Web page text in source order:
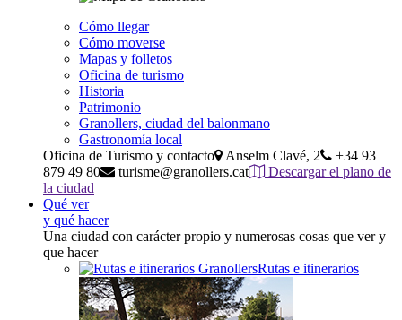
Cómo llegar
Cómo moverse
Mapas y folletos
Oficina de turismo
Historia
Patrimonio
Granollers, ciudad del balonmano
Gastronomía local
Oficina de Turismo y contacto
Anselm Clavé, 2
+34 93
879 49 80
turisme@granollers.cat
Descargar el plano de
la ciudad
Qué ver
y qué hacer
Una ciudad con carácter propio y numerosas cosas que ver y
que hacer
Rutas e itinerarios